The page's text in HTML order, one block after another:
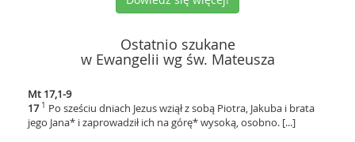
Ostatnio szukane
w Ewangelii wg św. Mateusza
Mt 17,1-9
171 Po sześciu dniach Jezus wziął z sobą Piotra, Jakuba i brata
jego Jana* i zaprowadził ich na górę* wysoką, osobno. [...]